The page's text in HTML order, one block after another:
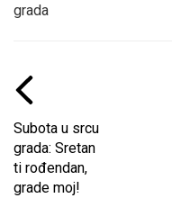
grada
Subota u srcu
grada: Sretan
ti rođendan,
grade moj!